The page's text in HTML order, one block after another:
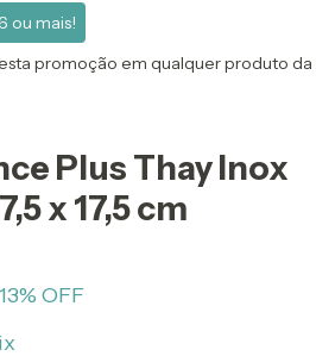
ou mais!
promoção em qualquer produto da
Plus Thay Inox
x 17,5 cm
13% OFF